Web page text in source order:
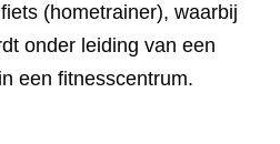
(hometrainer), waarbij
onder leiding van een
een fitnesscentrum.